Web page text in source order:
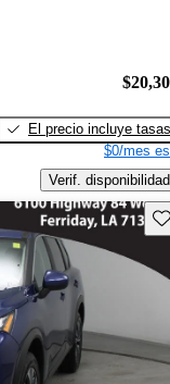
El precio incluye tasas
$0/mes
Verif. disponibilidad